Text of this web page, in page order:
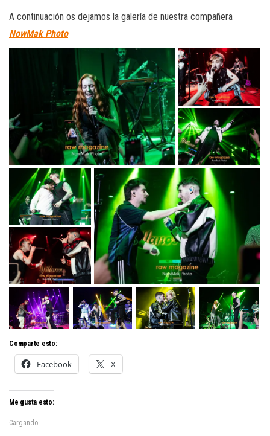
A continuación os dejamos la galería de nuestra compañera
NowMak Photo
Comparte esto:
Facebook X
Me gusta esto:
Cargando...